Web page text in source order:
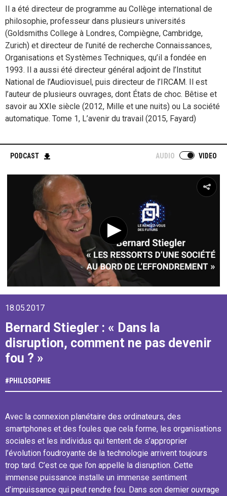
Il a été directeur de programme au Collège international de
philosophie, professeur dans plusieurs universités
(Goldsmiths College à Londres, Compiègne, Cambridge,
Zurich) et directeur de l’unité de recherche Connaissances,
Organisations et Systèmes Techniques, qu’il a fondée en
1993. Il a aussi été directeur général adjoint de l’Institut
National de l’Audiovisuel, puis directeur de l’IRCAM. Il est
l’auteur de plusieurs ouvrages, dont États de choc. Bêtise et
savoir au XXIe siècle (2012, Mille et une nuits) ou La société
automatique. Tome 1, L’avenir du travail (2015, Fayard)
PODCAST AUDIO VIDEO
18.05.2017
Bernard Stiegler : « Dans la
disruption, comment ne pas devenir
fou ? »
# PHILOSOPHIE
Avec la connexion planétaire des ordinateurs, des
smartphones et des foules que cela forme, les organisations
sociales et les individus qui tentent de s’approprier
l’évolution foudroyante de la technologie arrivent toujours
trop tard. C’est ce que l’on appelle la disruption. Cette
immense puissance installe un immense sentiment
d’impuissance qui peut rendre fou. Dans son dernier ouvrage